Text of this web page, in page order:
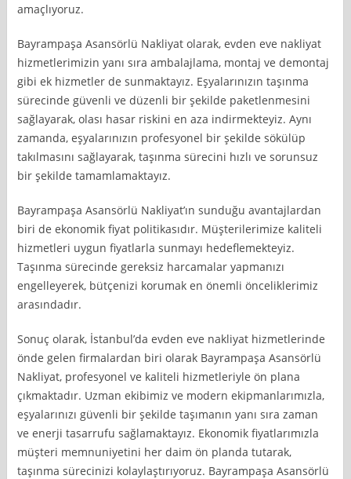
amaçlıyoruz.
Bayrampaşa Asansörlü Nakliyat olarak, evden eve nakliyat
hizmetlerimizin yanı sıra ambalajlama, montaj ve demontaj
gibi ek hizmetler de sunmaktayız. Eşyalarınızın taşınma
sürecinde güvenli ve düzenli bir şekilde paketlenmesini
sağlayarak, olası hasar riskini en aza indirmekteyiz. Aynı
zamanda, eşyalarınızın profesyonel bir şekilde sökülüp
takılmasını sağlayarak, taşınma sürecini hızlı ve sorunsuz
bir şekilde tamamlamaktayız.
Bayrampaşa Asansörlü Nakliyat’ın sunduğu avantajlardan
biri de ekonomik fiyat politikasıdır. Müşterilerimize kaliteli
hizmetleri uygun fiyatlarla sunmayı hedeflemekteyiz.
Taşınma sürecinde gereksiz harcamalar yapmanızı
engelleyerek, bütçenizi korumak en önemli önceliklerimiz
arasındadır.
Sonuç olarak, İstanbul’da evden eve nakliyat hizmetlerinde
önde gelen firmalardan biri olarak Bayrampaşa Asansörlü
Nakliyat, profesyonel ve kaliteli hizmetleriyle ön plana
çıkmaktadır. Uzman ekibimiz ve modern ekipmanlarımızla,
eşyalarınızı güvenli bir şekilde taşımanın yanı sıra zaman
ve enerji tasarrufu sağlamaktayız. Ekonomik fiyatlarımızla
müşteri memnuniyetini her daim ön planda tutarak,
taşınma sürecinizi kolaylaştırıyoruz. Bayrampaşa Asansörlü